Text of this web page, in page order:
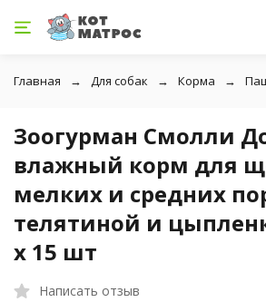
Главная Для собак Корма
Зоогурман Смолли
влажный корм для
мелких и средних
телятиной и
x 15 шт
Написать отзыв